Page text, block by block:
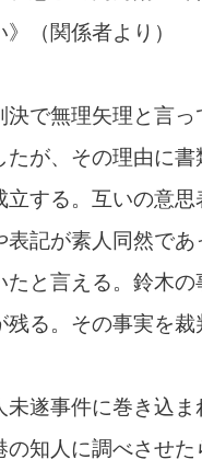
（関係者より）
決で無理矢理と言
たが、その理由に
立する。互いの意
表記が素人同然で
たと言える。鈴木
残る。その事実を裁
未遂事件に巻き込
の知人に調べさせ